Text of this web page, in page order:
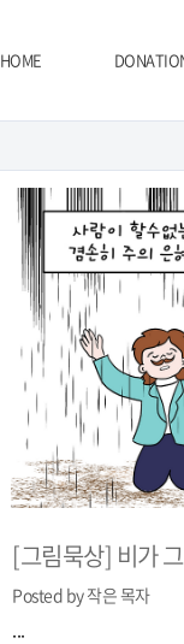
HOME
[그림묵상] 비가
Posted by 작은 목자
...